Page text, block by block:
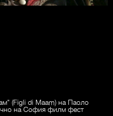
(Figli di Maam) на Паоло
на София филм фест